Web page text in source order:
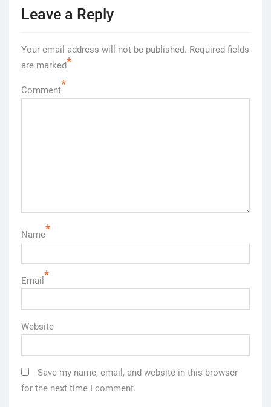
Leave a Reply
Your email address will not be published. Required fields
are marked*
Comment*
Name*
Email *
Website
Save my name, email, and website in this browser
for the next time I comment.